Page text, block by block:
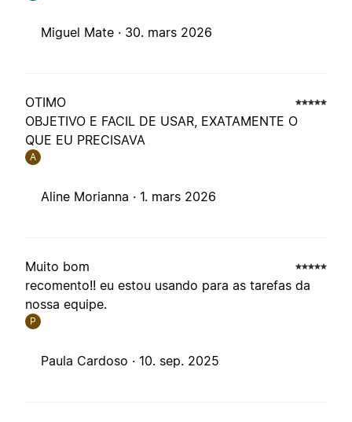
Miguel Mate · 30. mars 2026
OTIMO
OBJETIVO E FACIL DE USAR, EXATAMENTE O
QUE EU PRECISAVA
A
Aline Morianna · 1. mars 2026
Muito bom
recomento!! eu estou usando para as tarefas da
nossa equipe.
P
Paula Cardoso · 10. sep. 2025